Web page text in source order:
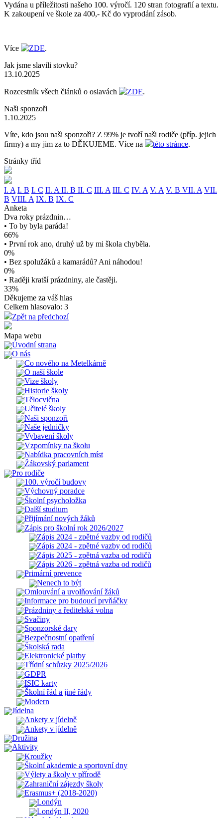
Vydána u příležitosti našeho 100. výročí. 120 stran fotografií a textu.
K zakoupení ve škole za 400,- Kč do vyprodání zásob.
Více ZDE.
Jak jsme slavili stovku?
13.10.2025
Rozcestník všech článků o oslavách ZDE.
Naši sponzoři
1.10.2025
Víte, kdo jsou naši sponzoři? Z 99% je tvoří naši rodiče (příp. jejich
firmy) a my jim za to DĚKUJEME. Více na
této stránce.
Stránky tříd
I. A I. B I. C II. A II. B II. C III. A III. C IV. A V. A V. B VII. A VII.
B VIII. A IX. B IX. C
Anketa
Dva roky prázdnin…
• To by byla paráda!
66%
• První rok ano, druhý už by mi škola chyběla.
0%
• Bez spolužáků a kamarádů? Ani náhodou!
0%
• Raději kratší prázdniny, ale častěji.
33%
Děkujeme za váš hlas
Celkem hlasovalo: 3
Zpět na předchozí
Mapa webu
Úvodní strana
O nás
Co nového na Metelkárně
O naší škole
Vize školy
Historie školy
Tělocvična
Učitelé školy
Naši sponzoři
Naše jedničky
Vybavení školy
Vzpomínky na školu
Nabídka pracovních míst
Žákovský parlament
Pro rodiče
100. výročí budovy
Výchovný poradce
Školní psycholožka
Další studium
Přijímání nových žáků
Zápis pro školní rok 2026/2027
Zápis 2024 - zpětné vazby od rodičů
Zápis 2024 - zpětné vazby od rodičů
Zápis 2025 - zpětná vazba od rodičů
Zápis 2026 - zpětná vazba od rodičů
Primární prevence
Nenech to být
Omlouvání a uvolňování žáků
Informace pro budoucí prvňáčky
Prázdniny a ředitelská volna
Svačiny
Sponzorské dary
Bezpečnostní opatření
Školská rada
Elektronické platby
Třídní schůzky 2025/2026
GDPR
ISIC karty
Školní řád a jiné řády
Modern
Jídelna
Ankety v jídelně
Ankety v jídelně
Družina
Aktivity
Kroužky
Školní akademie a sportovní dny
Výlety a školy v přírodě
Zahraniční zájezdy školy
Erasmus+ (2018-2020)
Londýn
Londýn II, 2020